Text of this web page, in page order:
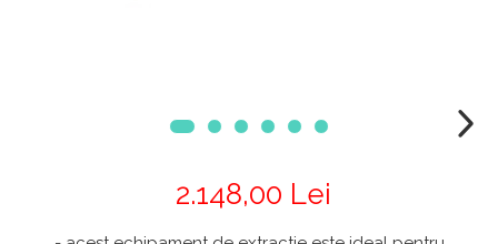
2.148,00 Lei